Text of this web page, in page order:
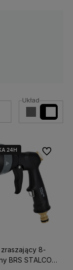
Układ
24H
8-
BRS STALCO
Do